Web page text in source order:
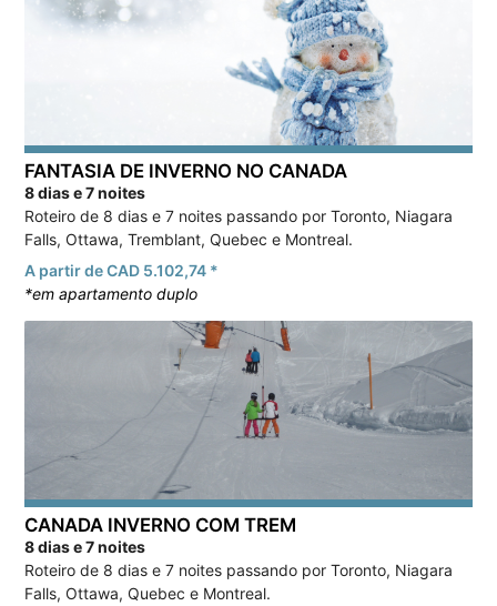
FANTASIA DE INVERNO NO CANADA
8 dias e 7 noites
Roteiro de 8 dias e 7 noites passando por Toronto, Niagara
Falls, Ottawa, Tremblant, Quebec e Montreal.
A partir de CAD 5.102,74 *
*em apartamento duplo
CANADA INVERNO COM TREM
8 dias e 7 noites
Roteiro de 8 dias e 7 noites passando por Toronto, Niagara
Falls, Ottawa, Quebec e Montreal.